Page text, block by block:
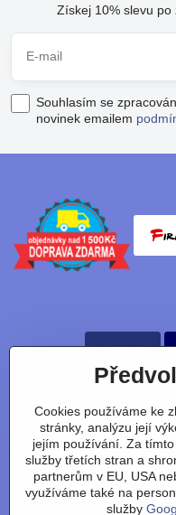
Získej 10% slevu
Souhlasím se
novinek emailem
Nájdete nás taky
Facebook Instagram
Cookies používáme ke
stránky, analýzu její
jejím používání. Za
služby třetích stran a
partnerům v EU, USA
využíváme také na
služby